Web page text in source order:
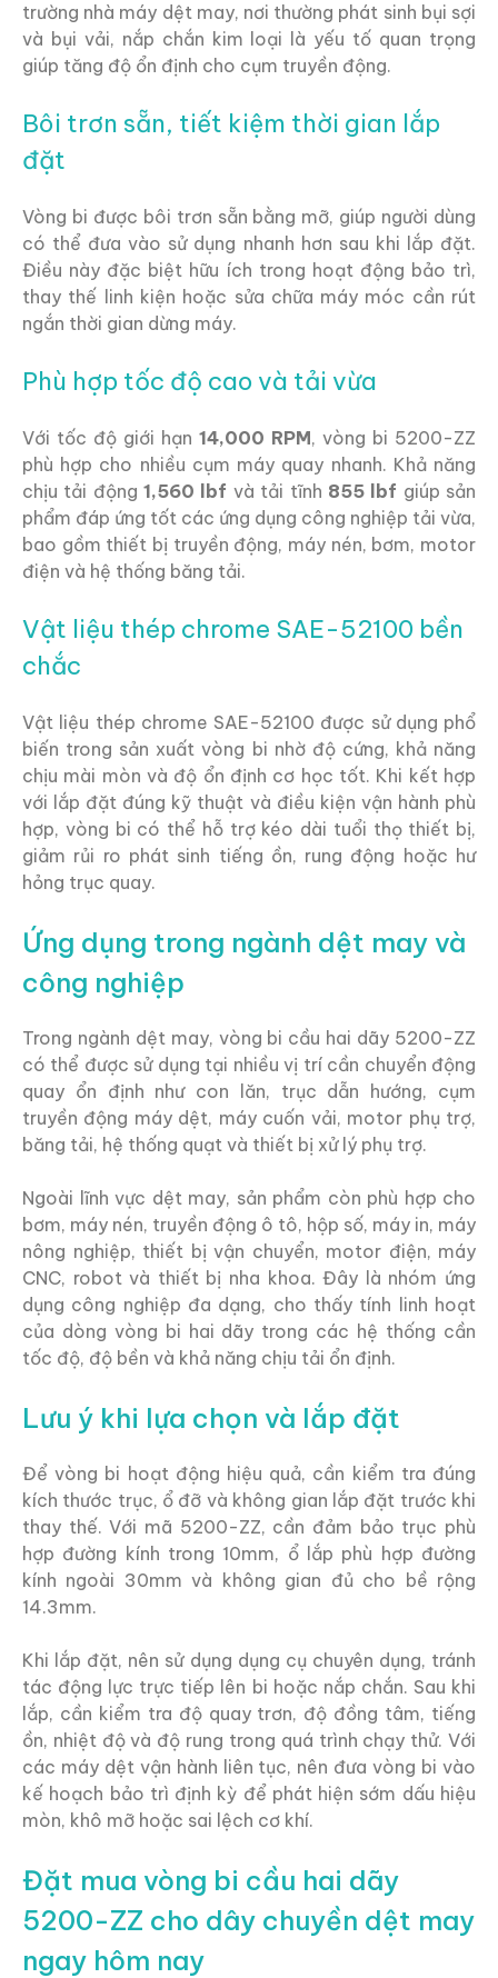
trường nhà máy dệt may, nơi thường phát sinh bụi sợi
và bụi vải, nắp chắn kim loại là yếu tố quan trọng
giúp tăng độ ổn định cho cụm truyền động.
Bôi trơn sẵn, tiết kiệm thời gian lắp
đặt
Vòng bi được bôi trơn sẵn bằng mỡ, giúp người dùng
có thể đưa vào sử dụng nhanh hơn sau khi lắp đặt.
Điều này đặc biệt hữu ích trong hoạt động bảo trì,
thay thế linh kiện hoặc sửa chữa máy móc cần rút
ngắn thời gian dừng máy.
Phù hợp tốc độ cao và tải vừa
Với tốc độ giới hạn 14,000 RPM, vòng bi 5200-ZZ
phù hợp cho nhiều cụm máy quay nhanh. Khả năng
chịu tải động1,560 lbf và tải tĩnh 855 lbf giúp sản
phẩm đáp ứng tốt các ứng dụng công nghiệp tải vừa,
bao gồm thiết bị truyền động, máy nén, bơm, motor
điện và hệ thống băng tải.
Vật liệu thép chrome SAE-52100 bền
chắc
Vật liệu thép chrome SAE-52100 được sử dụng phổ
biến trong sản xuất vòng bi nhờ độ cứng, khả năng
chịu mài mòn và độ ổn định cơ học tốt. Khi kết hợp
với lắp đặt đúng kỹ thuật và điều kiện vận hành phù
hợp, vòng bi có thể hỗ trợ kéo dài tuổi thọ thiết bị,
giảm rủi ro phát sinh tiếng ồn, rung động hoặc hư
hỏng trục quay.
Ứng dụng trong ngành dệt may và
công nghiệp
Trong ngành dệt may, vòng bi cầu hai dãy 5200-ZZ
có thể được sử dụng tại nhiều vị trí cần chuyển động
quay ổn định như con lăn, trục dẫn hướng, cụm
truyền động máy dệt, máy cuốn vải, motor phụ trợ,
băng tải, hệ thống quạt và thiết bị xử lý phụ trợ.
Ngoài lĩnh vực dệt may, sản phẩm còn phù hợp cho
bơm, máy nén, truyền động ô tô, hộp số, máy in, máy
nông nghiệp, thiết bị vận chuyển, motor điện, máy
CNC, robot và thiết bị nha khoa. Đây là nhóm ứng
dụng công nghiệp đa dạng, cho thấy tính linh hoạt
của dòng vòng bi hai dãy trong các hệ thống cần
tốc độ, độ bền và khả năng chịu tải ổn định.
Lưu ý khi lựa chọn và lắp đặt
Để vòng bi hoạt động hiệu quả, cần kiểm tra đúng
kích thước trục, ổ đỡ và không gian lắp đặt trước khi
thay thế. Với mã 5200-ZZ, cần đảm bảo trục phù
hợp đường kính trong 10mm, ổ lắp phù hợp đường
kính ngoài 30mm và không gian đủ cho bề rộng
14.3mm.
Khi lắp đặt, nên sử dụng dụng cụ chuyên dụng, tránh
tác động lực trực tiếp lên bi hoặc nắp chắn. Sau khi
lắp, cần kiểm tra độ quay trơn, độ đồng tâm, tiếng
ồn, nhiệt độ và độ rung trong quá trình chạy thử. Với
các máy dệt vận hành liên tục, nên đưa vòng bi vào
kế hoạch bảo trì định kỳ để phát hiện sớm dấu hiệu
mòn, khô mỡ hoặc sai lệch cơ khí.
Đặt mua vòng bi cầu hai dãy
5200-ZZ cho dây chuyền dệt may
ngay hôm nay